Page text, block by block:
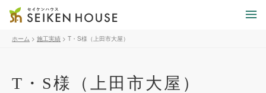
ホーム > 施工実績 > T・S様（上田市大屋）
T・S様（上田市大屋）